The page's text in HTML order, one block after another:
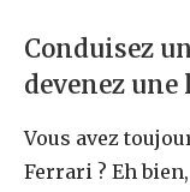
Conduisez
devenez une
Vous avez
Ferrari ? Eh